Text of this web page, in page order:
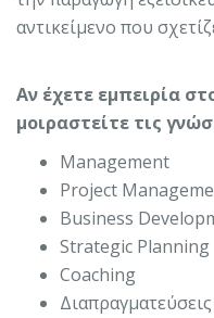
αντικείμενο που
Αν έχετε εμπειρία
μοιραστείτε τις
Management
Project
Business
Strategic Planning
Coaching
Διαπραγματεύσεις